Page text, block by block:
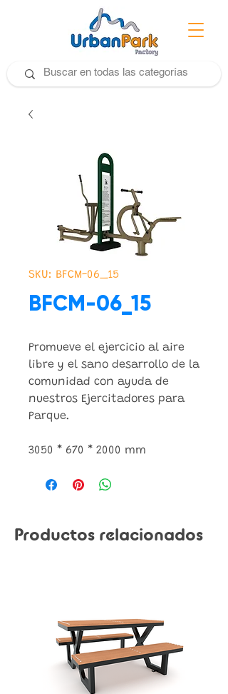
SKU: BFCM-06_15
BFCM-06_15
Promueve el ejercicio al aire
libre y el sano desarrollo de la
comunidad con ayuda de
nuestros Ejercitadores para
Parque.
3050 * 670 * 2000 mm
Productos relacionados